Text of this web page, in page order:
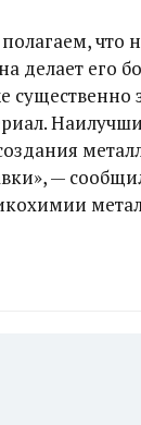
что
делает его
—